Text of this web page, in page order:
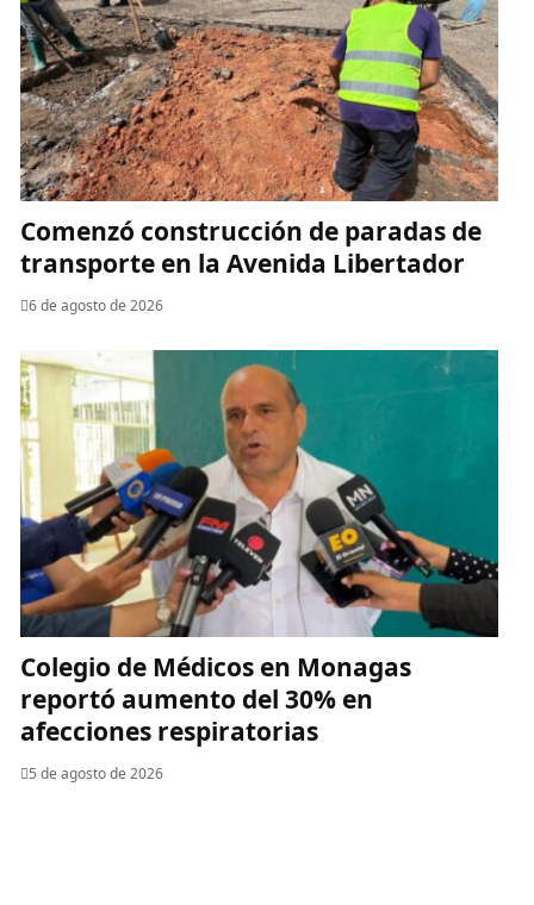
​Comenzó construcción de paradas de
transporte en la Avenida Libertador
6 de agosto de 2026
Colegio de Médicos en Monagas
reportó aumento del 30% en
afecciones respiratorias
5 de agosto de 2026